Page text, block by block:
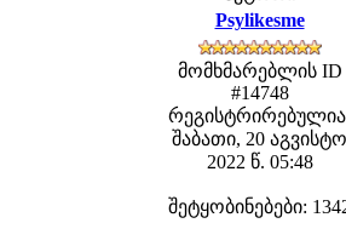
Psylikesme
მომხმარებლის ID
#14748
შაბათი, 20 აგვისტო
2022 წ. 05:48
შეტყობინებები: